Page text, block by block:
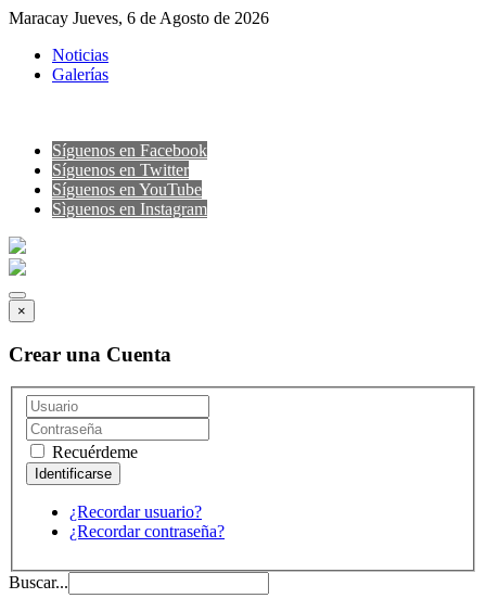
Maracay Jueves, 6 de Agosto de 2026
Noticias
Galerías
Síguenos en Facebook
Síguenos en Twitter
Síguenos en YouTube
Sìguenos en Instagram
×
Crear una Cuenta
Recuérdeme
¿Recordar usuario?
¿Recordar contraseña?
Buscar...